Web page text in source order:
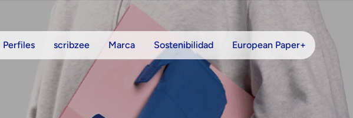
Perfiles scribzee Marca Sostenibilidad European Paper+